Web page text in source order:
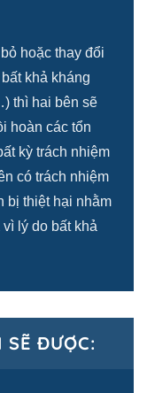
hoặc thay đổi
khả kháng
thì hai bên sẽ
hoàn các tổn
kỳ trách nhiệm
có trách nhiệm
bị thiệt hại nhằm
lý do bất khả
ĐƯỢC: